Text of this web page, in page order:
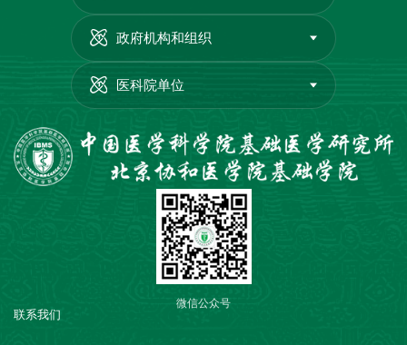
政府机构和组织
医科院单位
联系我们
微信公众号